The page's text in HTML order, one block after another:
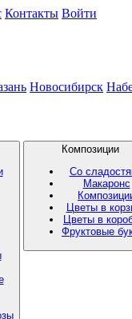
Контакты Войти
Новосибирск
Композиции
Со
Макаронс
Цветы в
Цветы в
Фруктовые